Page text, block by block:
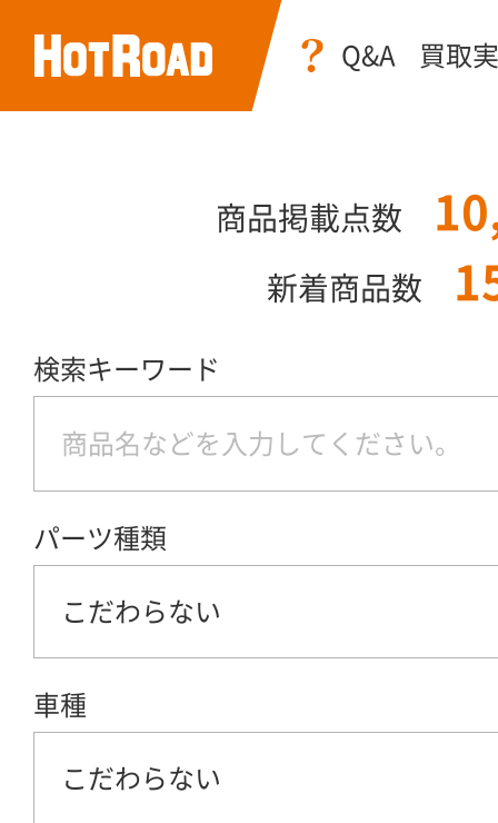
Q&A 買取
商品掲載点数
新着商品数
検索キーワード
パーツ種類
こだわらない
車種
こだわらない